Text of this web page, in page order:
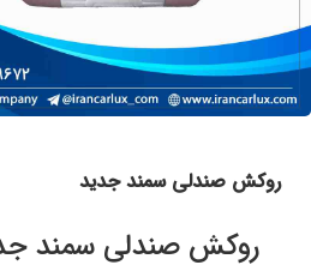
روکش صندلی سمند جدید
روکش صندلی سمند